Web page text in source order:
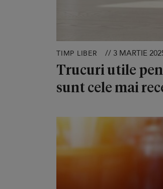
TIMP LIBER // 3 MARTIE
Trucuri utile
sunt cele mai